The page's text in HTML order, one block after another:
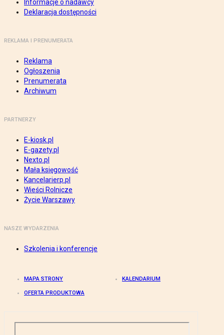
Informacje o nadawcy
Deklaracja dostępności
REKLAMA I PRENUMERATA
Reklama
Ogłoszenia
Prenumerata
Archiwum
PARTNERZY
E-kiosk.pl
E-gazety.pl
Nexto.pl
Mała księgowość
Kancelarierp.pl
Wieści Rolnicze
Życie Warszawy
NASZE WYDARZENIA
Szkolenia i konferencje
MAPA STRONY KALENDARIUM
OFERTA PRODUKTOWA